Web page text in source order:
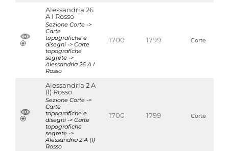
Alessandria 26
A I Rosso
Sezione Corte ->
Carte
topografiche e
disegni -> Carte
topografiche
segrete ->
Alessandria 26 A I
Rosso
1700 1799 Corte
Alessandria 2 A
(I) Rosso
Sezione Corte ->
Carte
topografiche e
disegni -> Carte
topografiche
segrete ->
Alessandria 2 A (I)
Rosso
1700 1799 Corte